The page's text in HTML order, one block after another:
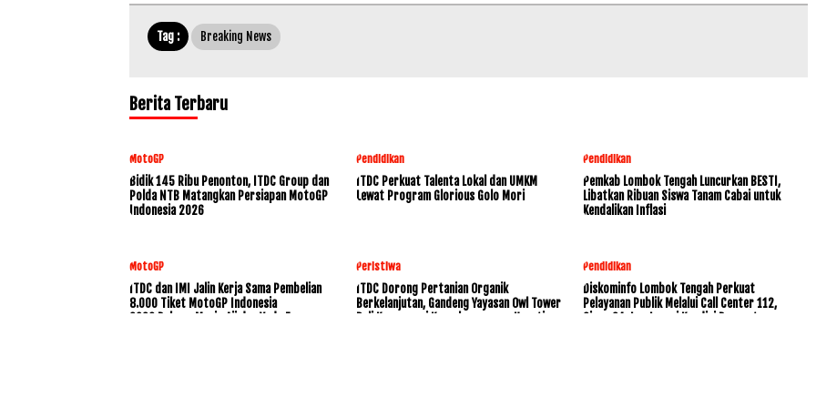
Tag : Breaking News
Berita Terbaru
MotoGP
Bidik 145 Ribu Penonton, ITDC Group dan
Polda NTB Matangkan Persiapan MotoGP
Indonesia 2026
Pendidikan
ITDC Perkuat Talenta Lokal dan UMKM
Lewat Program Glorious Golo Mori
Pendidikan
Pemkab Lombok Tengah Luncurkan BESTI,
Libatkan Ribuan Siswa Tanam Cabai untuk
Kendalikan Inflasi
MotoGP
ITDC dan IMI Jalin Kerja Sama Pembelian
8.000 Tiket MotoGP Indonesia
2026,Dukung Mario Aji dan Veda Ega
Peristiwa
ITDC Dorong Pertanian Organik
Berkelanjutan, Gandeng Yayasan Owl Tower
Bali Konservasi Keanekaragaman Hayati
Pendidikan
Diskominfo Lombok Tengah Perkuat
Pelayanan Publik Melalui Call Center 112,
Siaga 24 Jam Layani Kondisi Darurat